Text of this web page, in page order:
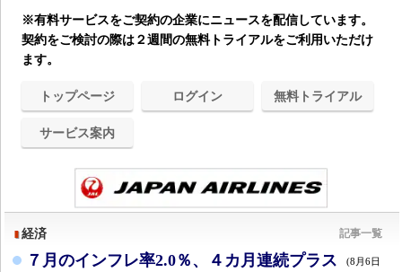
※有料サービスをご契約の企業にニュースを配信しています。
契約をご検討の際は２週間の無料トライアルをご利用いただけ
ます。
トップページ ログイン 無料トライアル
サービス案内
経済 記事一覧
７月のインフレ率2.0％、４カ月連続プラス (8月6日